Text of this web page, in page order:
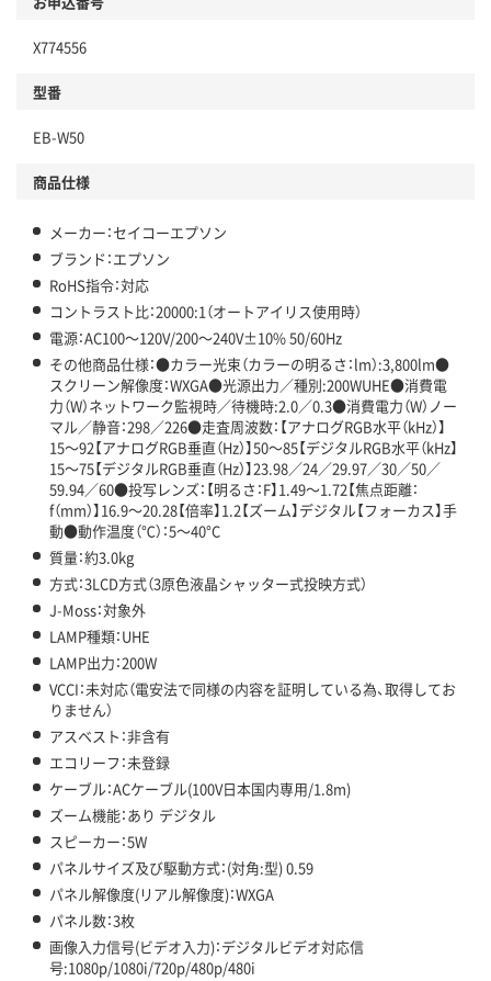
X774556
型番
EB-W50
商品仕様
メーカー：セイコーエプソン
ブランド：エプソン
RoHS指令：対応
コントラスト比：20000:1（オートアイリス使用時）
電源：AC100～120V/200～240V±10% 50/60Hz
その他商品仕様：●カラー光束（カラーの明るさ：lm）:3,800lm●
スクリーン解像度：WXGA●光源出力／種別:200WUHE●消費電
力（W）ネットワーク監視時／待機時:2.0／0.3●消費電力（W）ノー
マル／静音：298／226●走査周波数：【アナログRGB水平（kHz）】
15～92【アナログRGB垂直（Hz）】50～85【デジタルRGB水平（kHz】
15～75【デジタルRGB垂直（Hz）】23.98／24／29.97／30／50／
59.94／60●投写レンズ：【明るさ：F】1.49～1.72【焦点距離：
f（mm）】16.9～20.28【倍率】1.2【ズーム】デジタル【フォーカス】手
動●動作温度（℃）：5～40°C
質量：約3.0kg
方式：3LCD方式（3原色液晶シャッター式投映方式）
J-Moss：対象外
LAMP種類：UHE
LAMP出力：200W
VCCI：未対応（電安法で同様の内容を証明している為、取得してお
りません）
アスベスト：非含有
エコリーフ：未登録
ケーブル：ACケーブル(100V日本国内専用/1.8m)
ズーム機能：あり デジタル
スピーカー：5W
パネルサイズ及び駆動方式：(対角:型) 0.59
パネル解像度(リアル解像度)：WXGA
パネル数：3枚
画像入力信号(ビデオ入力)：デジタルビデオ対応信
号:1080p/1080i/720p/480p/480i